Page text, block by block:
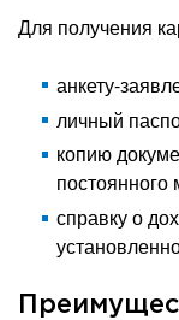
Для получения
анкету-
личный
копию
постоянного
справку о